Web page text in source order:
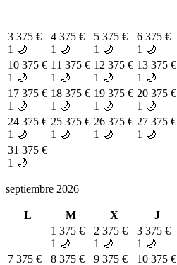
3 375 €
1 🌙
4 375 €
1 🌙
5 375 €
1 🌙
6 375 €
1 🌙
10 375 €
1 🌙
11 375 €
1 🌙
12 375 €
1 🌙
13 375 €
1 🌙
17 375 €
1 🌙
18 375 €
1 🌙
19 375 €
1 🌙
20 375 €
1 🌙
24 375 €
1 🌙
25 375 €
1 🌙
26 375 €
1 🌙
27 375 €
1 🌙
31 375 €
1 🌙
septiembre 2026
L M X J
1 375 €
1 🌙
2 375 €
1 🌙
3 375 €
1 🌙
7 375 €
8 375 €
9 375 €
10 375 €